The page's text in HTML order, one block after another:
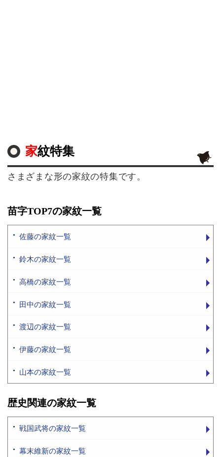
家紋特集
さまざまな形の家紋の特集です。
苗字TOP7の家紋一覧
佐藤の家紋一覧
鈴木の家紋一覧
高橋の家紋一覧
田中の家紋一覧
渡辺の家紋一覧
伊藤の家紋一覧
山本の家紋一覧
歴史関連の家紋一覧
戦国武将の家紋一覧
幕末維新の家紋一覧